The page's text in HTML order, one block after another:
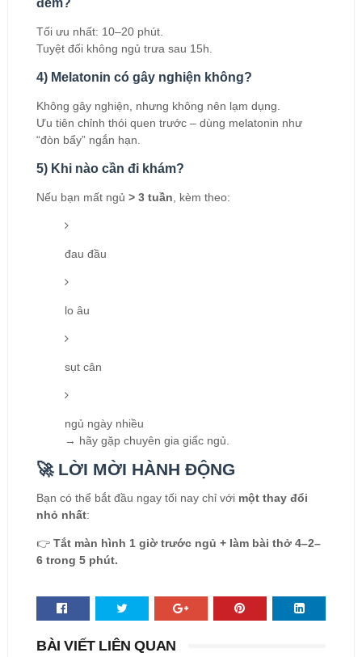
Tối ưu nhất: 10–20 phút.
Tuyệt đối không ngủ trưa sau 15h.
4) Melatonin có gây nghiện không?
Không gây nghiện, nhưng không nên lạm dụng.
Ưu tiên chỉnh thói quen trước – dùng melatonin như
“đòn bẩy” ngắn hạn.
5) Khi nào cần đi khám?
Nếu bạn mất ngủ > 3 tuần , kèm theo:
đau đầu
lo âu
sụt cân
ngủ ngày nhiều
→ hãy gặp chuyên gia giấc ngủ.
🚀 LỜI MỜI HÀNH ĐỘNG
Bạn có thể bắt đầu ngay tối nay chỉ với một thay đổi
nhỏ nhất:
👉 Tắt màn hình 1 giờ trước ngủ + làm bài thở 4–2–
6 trong 5 phút.
BÀI VIẾT LIÊN QUAN